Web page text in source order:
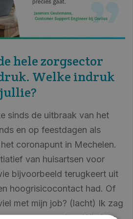
hele zorgsector
Welke indruk
sinds de uitbraak van het
en op feestdagen als
coronapunt in Mechelen.
van huisartsen voor
bijvoorbeeld terugkeert uit
hoogrisicocontact had. Of
met mijn job? (lacht) Ik zag